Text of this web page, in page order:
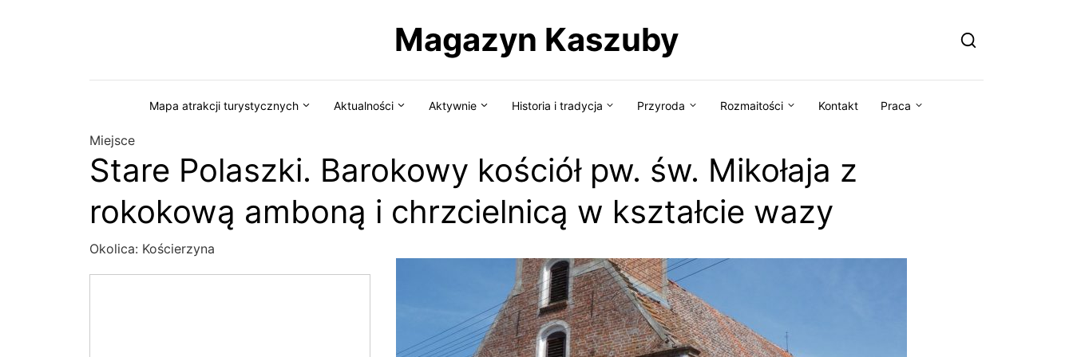
Magazyn Kaszuby
Mapa atrakcji turystycznych Aktualności Aktywnie Historia i tradycja Przyroda Rozmaitości Kontakt Praca
Miejsce
Stare Polaszki. Barokowy kościół pw. św. Mikołaja z
rokokową amboną i chrzcielnicą w kształcie wazy
Okolica: Kościerzyna